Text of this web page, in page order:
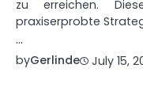
zu erreichen.
praxiserprobte
…
byGerlinde July 15,